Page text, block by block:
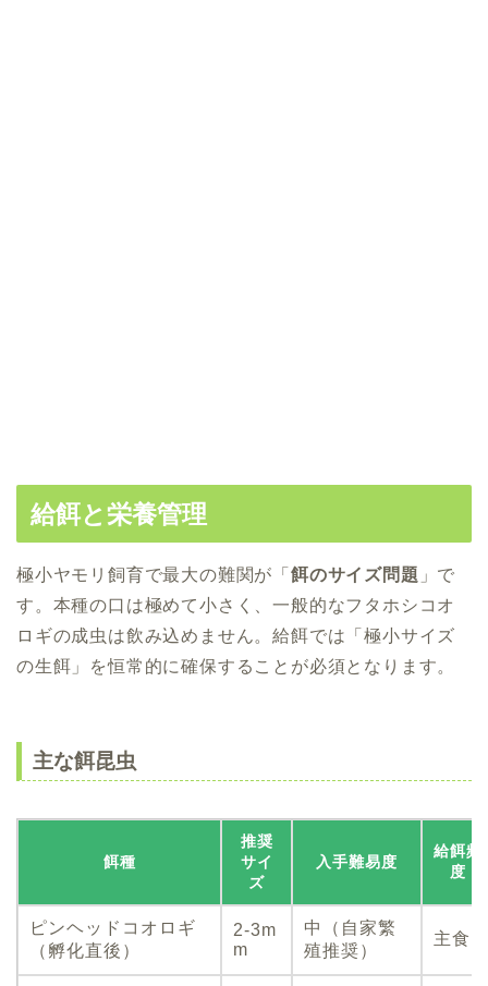
給餌と栄養管理
極小ヤモリ飼育で最大の難関が「 餌のサイズ問題 」で
す。本種の口は極めて小さく、一般的なフタホシコオ
ロギの成虫は飲み込めません。給餌では「極小サイズ
の生餌」を恒常的に確保することが必須となります。
主な餌昆虫
餌種
推奨
サイ
ズ
入手難易度
給餌頻
度
ピンヘッドコオロギ
（孵化直後）
2-3m
m
中（自家繁
殖推奨）
主食